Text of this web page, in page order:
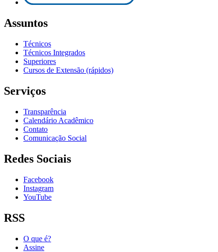
Assuntos
Técnicos
Técnicos Integrados
Superiores
Cursos de Extensão (rápidos)
Serviços
Transparência
Calendário Acadêmico
Contato
Comunicação Social
Redes Sociais
Facebook
Instagram
YouTube
RSS
O que é?
Assine